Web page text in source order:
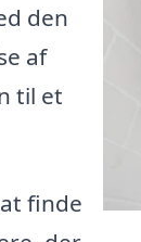
den
af
til et
finde